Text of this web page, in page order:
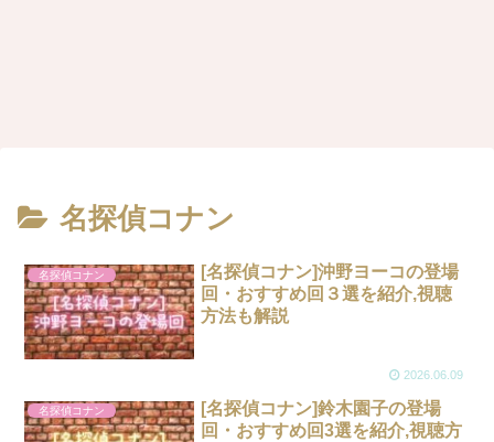
名探偵コナン
名探偵コナン
[名探偵コナン]沖野ヨーコの登場
回・おすすめ回３選を紹介,視聴
方法も解説
2026.06.09
名探偵コナン
[名探偵コナン]鈴木園子の登場
回・おすすめ回3選を紹介,視聴方